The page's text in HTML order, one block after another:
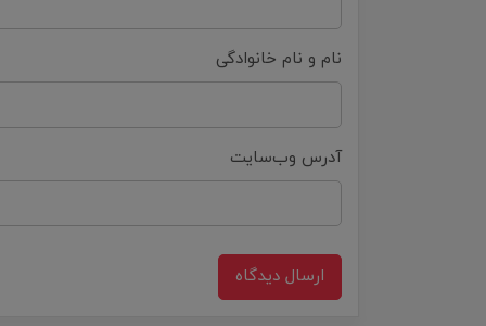
نام و نام خانوادگی
آدرس وب‌سایت
ارسال دیدگاه